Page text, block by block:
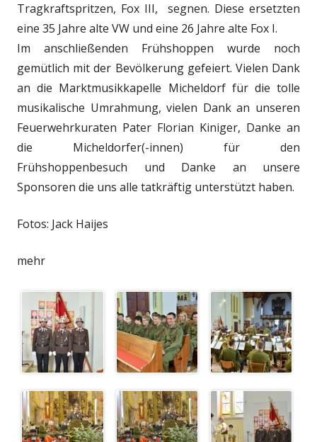
Tragkraftspritzen, Fox III, segnen. Diese ersetzten
eine 35 Jahre alte VW und eine 26 Jahre alte Fox I.
Im anschließenden Frühshoppen wurde noch
gemütlich mit der Bevölkerung gefeiert. Vielen Dank
an die Marktmusikkapelle Micheldorf für die tolle
musikalische Umrahmung, vielen Dank an unseren
Feuerwehrkuraten Pater Florian Kiniger, Danke an
die Micheldorfer(-innen) für den
Frühshoppenbesuch und Danke an unsere
Sponsoren die uns alle tatkräftig unterstützt haben.
Fotos: Jack Haijes
mehr